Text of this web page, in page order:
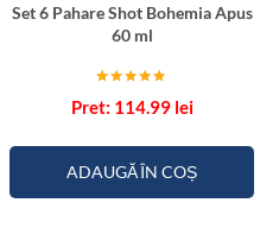
Set 6 Pahare Shot Bohemia Apus
60 ml
5.00
114.99 lei
ADAUGĂ ÎN COȘ